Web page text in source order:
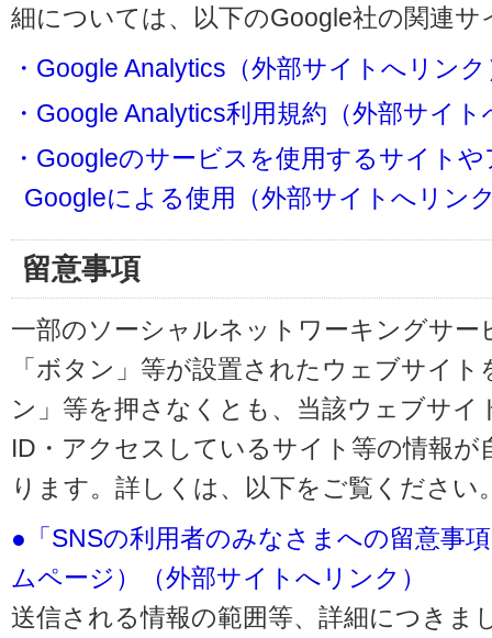
細については、以下のGoogle社の関連
・Google Analytics（外部サイトへリンク
・Google Analytics利用規約（外部サイ
・Googleのサービスを使用するサイト
Googleによる使用（外部サイトへリン
留意事項
一部のソーシャルネットワーキングサー
「ボタン」等が設置されたウェブサイ
ン」等を押さなくとも、当該ウェブサイ
ID・アクセスしているサイト等の情報
ります。詳しくは、以下をご覧ください
●「SNSの利用者のみなさまへの留意事
ムページ）（外部サイトへリンク）
送信される情報の範囲等、詳細につきま